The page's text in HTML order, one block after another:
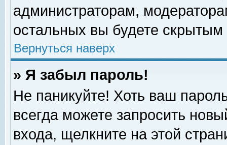
администраторам,
остальных вы будете скрытым
Вернуться наверх
» Я забыл пароль!
Не паникуйте! Хоть ваш
всегда можете запросить
входа, щелкните на этой